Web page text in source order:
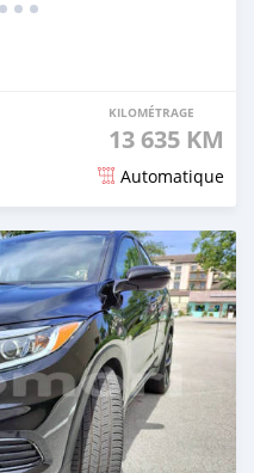
KILOMÉTRAGE
13 635 KM
Automatique